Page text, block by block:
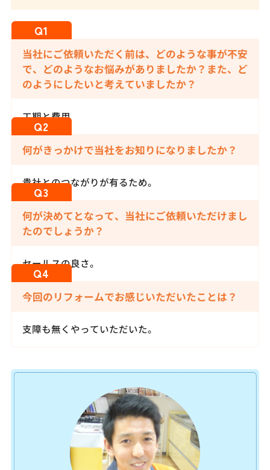
当社にご依頼いただく前は、どのような事が不安
で、どのようなお悩みがありましたか？また、ど
のようにしたいと考えていましたか？
工期と費用
何がきっかけで当社をお知りになりましたか？
貴社とのつながりが有るため。
何が決めてとなって、当社にご依頼いただけまし
たのでしょうか？
セールスの良さ。
今回のリフォームでお感じいただいたことは？
支障も無くやっていただいた。